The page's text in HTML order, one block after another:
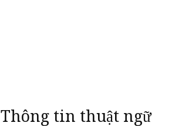
Thông tin thuật ngữ